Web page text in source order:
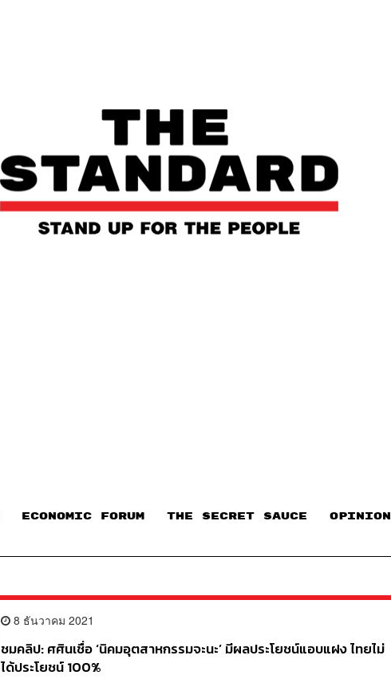
ECONOMIC FORUM THE SECRET SAUCE​ OPINION
8 ธันวาคม 2021
ชมคลิป: ศศินเชื่อ ‘นิคมอุตสาหกรรมจะนะ’ มีผลประโยชน์แอบแฝง ไทยไม่
ได้ประโยชน์ 100%